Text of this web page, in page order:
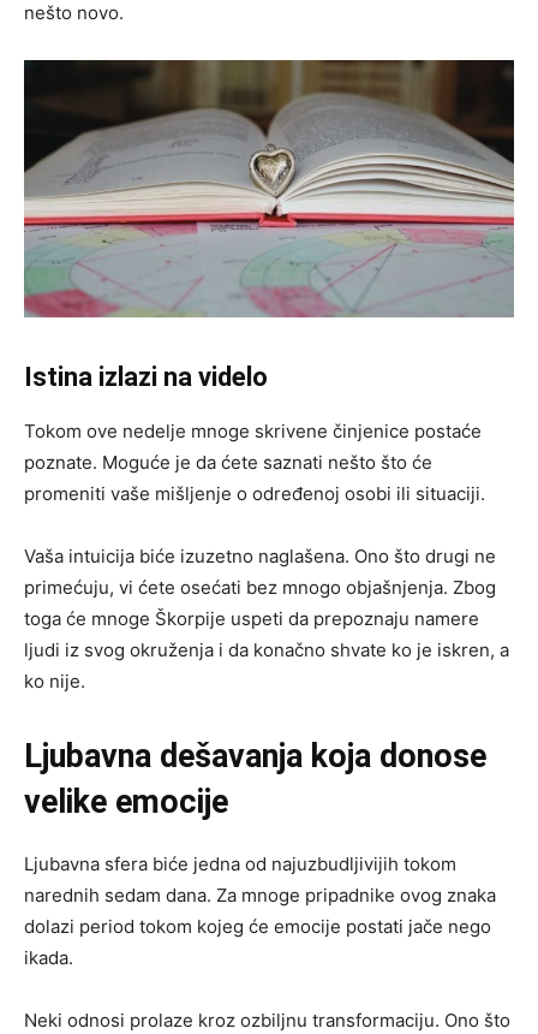
nešto novo.
Istina izlazi na videlo
Tokom ove nedelje mnoge skrivene činjenice postaće
poznate. Moguće je da ćete saznati nešto što će
promeniti vaše mišljenje o određenoj osobi ili situaciji.
Vaša intuicija biće izuzetno naglašena. Ono što drugi ne
primećuju, vi ćete osećati bez mnogo objašnjenja. Zbog
toga će mnoge Škorpije uspeti da prepoznaju namere
ljudi iz svog okruženja i da konačno shvate ko je iskren, a
ko nije.
Ljubavna dešavanja koja donose
velike emocije
Ljubavna sfera biće jedna od najuzbudljivijih tokom
narednih sedam dana. Za mnoge pripadnike ovog znaka
dolazi period tokom kojeg će emocije postati jače nego
ikada.
Neki odnosi prolaze kroz ozbiljnu transformaciju. Ono što